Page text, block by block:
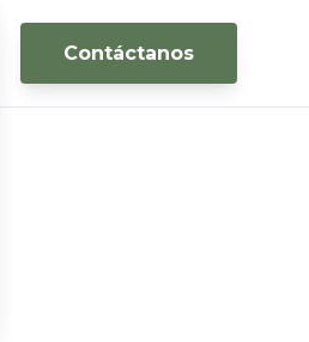
Contáctanos